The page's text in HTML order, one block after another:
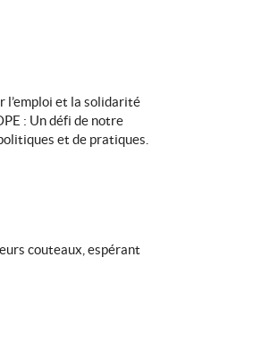
l’emploi et la solidarité
: Un défi de notre
et de pratiques.
couteaux, espérant